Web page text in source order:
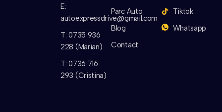
E:
autoexpressdrive@gmail.com
T: 0735 936
228 (Marian)
T: 0736 716
293 (Cristina)
Parc Auto
Blog
Contact
Tiktok
Whatsapp